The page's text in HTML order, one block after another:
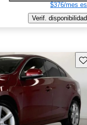
$376/mes
Verif. disponibilidad